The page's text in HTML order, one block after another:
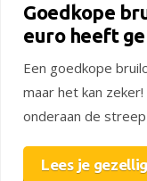
Goedkope
euro heeft
Een goedkope
maar het kan
onderaan de
Lees je